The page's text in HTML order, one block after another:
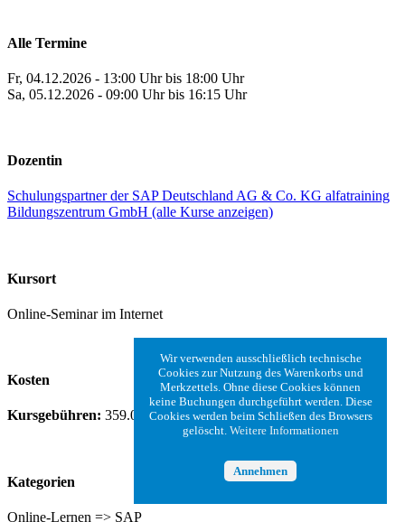
Alle Termine
Fr, 04.12.2026 - 13:00 Uhr bis 18:00 Uhr
Sa, 05.12.2026 - 09:00 Uhr bis 16:15 Uhr
Dozentin
Schulungspartner der SAP Deutschland AG & Co. KG alfatraining
Bildungszentrum GmbH (alle Kurse anzeigen)
Kursort
Online-Seminar im Internet
Kosten
Kursgebühren: 359.00 €
Kategorien
Online-Lernen => SAP
Wir verwenden ausschließlich technische
Cookies zur Nutzung des Warenkorbs und
Merkzettels. Ohne diese Cookies können
keine Buchungen durchgeführt werden. Diese
Cookies werden beim Schließen des Browsers
gelöscht. Weitere Informationen
Annehmen